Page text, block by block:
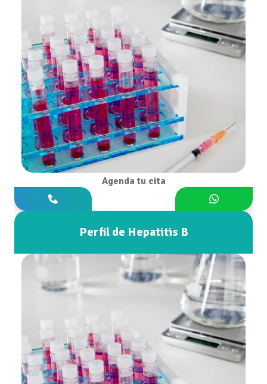
Agenda tu cita
Perfil de Hepatitis B